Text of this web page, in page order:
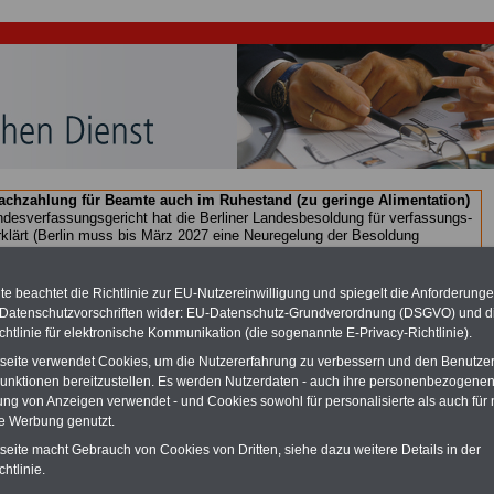
für Beamte auch im Ruhestand (zu geringe Alimentation)
hat die Berliner Landesbesoldung für verfassungs-
(Berlin muss bis März 2027 eine Neuregelung der Besoldung
mind. 3.000 und 13.000 Euro, Der INFO-SERVICE gibt hierzu eine
heraus, die unmittelbar nach dem Beschluss des Gesetzentwurfs der
vorgelegt wird (im II. Quartal.2026 >>>
zur (Vor)Bestellung der
.
TVöD-BBiG VKA
Neu aufgelegt: Oktober 2025 PDF-SERVICEnur 15 Euro
beachtet die Richtlinie zur EU-Nutzereinwilligung und spiegelt die
wider: EU-Datenschutz-Grundverordnung (DSGVO) und
für elektronische Kommunikation (die sogenannte E-Privacy-Richtlinie).
verwendet Cookies, um die Nutzererfahrung zu verbessern und den
bereitzustellen. Es werden Nutzerdaten - auch ihre
von Anzeigen verwendet - und Cookies sowohl für personalisierte als auch für
Werbung genutzt.
macht Gebrauch von Cookies von Dritten, siehe dazu weitere Details in der